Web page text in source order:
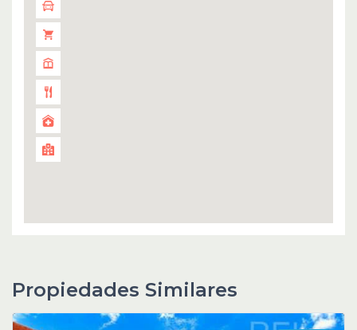
Propiedades Similares